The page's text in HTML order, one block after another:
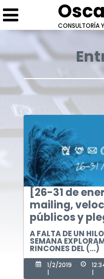
CONSULTORÍA
[26-31 de
mailing,
públicos y
A FALTA DE UN
SEMANA
RINCONES DEL (...)
1/2/2019
|
|
Conversemos
Cotización: [19-25 de
entiendan y para que